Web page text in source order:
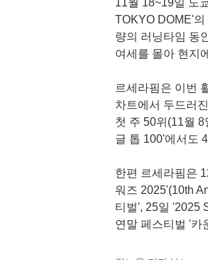
11월 18~19일 도
TOKYO DOME'
량의 러닝타임 동
여세를 몰아 현지
르세라핌은 이번
차트에서 두드러
첫 주 50위(11월
글 톱 100'에서도
한편 르세라핌은
워즈 2025'(10th
티벌', 25일 '2025
연말 페스티벌 '카